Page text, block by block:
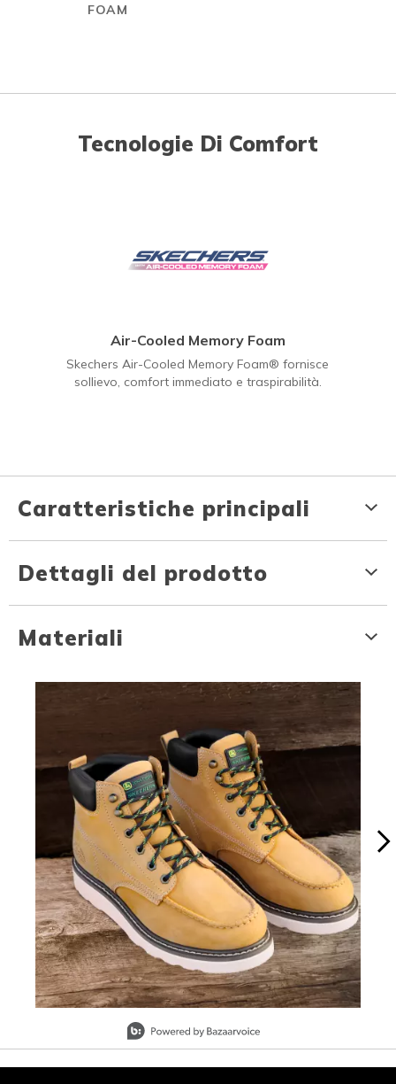
FOAM
Tecnologie Di Comfort
Air-Cooled Memory Foam
Skechers Air-Cooled Memory Foam® fornisce
sollievo, comfort immediato e traspirabilità.
Caratteristiche principali
Dettagli del prodotto
Materiali
Media Carousel
Carousel with product photos. Use the previous and next buttons